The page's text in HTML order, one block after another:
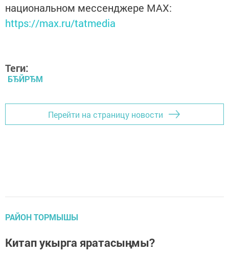
национальном мессенджере MАХ:
https://max.ru/tatmedia
Теги:
БЂЙРЂМ
Перейти на страницу новости
РАЙОН ТОРМЫШЫ
Китап укырга яратасыңмы?